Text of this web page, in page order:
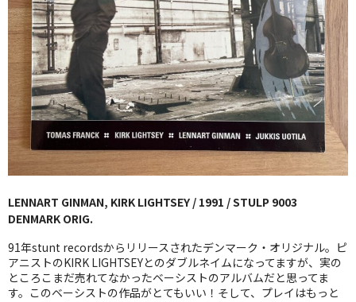
New Arrivals
新譜
GG RECORD （当店のレーベル）
全商品
JAZZ-US
BLUE NOTE
JAZZ-EU
JAZZ-JP
JAZZ-VOCAL
LENNART GINMAN, KIRK LIGHTSEY / 1991 / STULP 9003
DENMARK ORIG.
91年stunt recordsからリリースされたデンマーク・オリジナル。ピ
アニストのKIRK LIGHTSEYとのダブルネイムになってますが、実の
ところこまだ売れてなかったベーシストのアルバムだと思ってま
す。このベーシストの作品がとてもいい！そして、プレイはもっと